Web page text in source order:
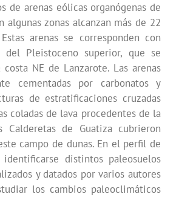
de arenas eólicas organógenas de
algunas zonas alcanzan más de 22
arenas se corresponden con
del Pleistoceno superior, que se
NE de Lanzarote. Las arenas
cementadas por carbonatos y
de estratificaciones cruzadas
coladas de lava procedentes de la
Calderetas de Guatiza cubrieron
campo de dunas. En el perfil de
distintos paleosuelos
y datados por varios autores
los cambios paleoclimáticos